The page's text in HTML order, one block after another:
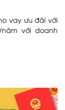
vay ưu đãi với
với doanh